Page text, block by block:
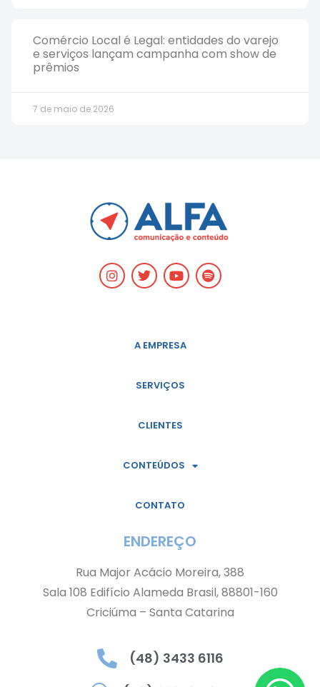
Comércio Local é Legal: entidades do varejo
e serviços lançam campanha com show de
prêmios
7 de maio de 2026
A EMPRESA
SERVIÇOS
CLIENTES
CONTEÚDOS
CONTATO
ENDEREÇO
Rua Major Acácio Moreira, 388
Sala 108 Edifício Alameda Brasil, 88801-160
Criciúma – Santa Catarina
(48) 3433 6116